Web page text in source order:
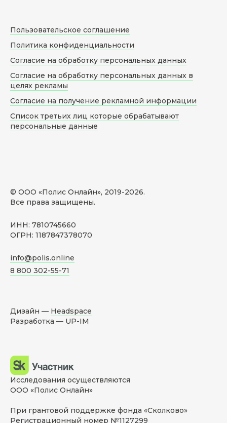
© ООО «Полис Онлайн», 2019-2026.
Все права защищены.
ИНН: 7810745660
ОГРН: 1187847378070
info@polis.online
8 800 302-55-71
Пользовательское соглашение
Политика конфиденциальности
Согласие на обработку персональных данных
Согласие на обработку персональных данных в
целях рекламы
Согласие на получение рекламной информации
Список третьих лиц которые обрабатывают
персональные данные
Дизайн — Headspace
Разработка — UP-IM
Исследования осуществляются
ООО «Полис Онлайн»
При грантовой поддержке фонда «Сколково»
Регистрационный номер №1127299